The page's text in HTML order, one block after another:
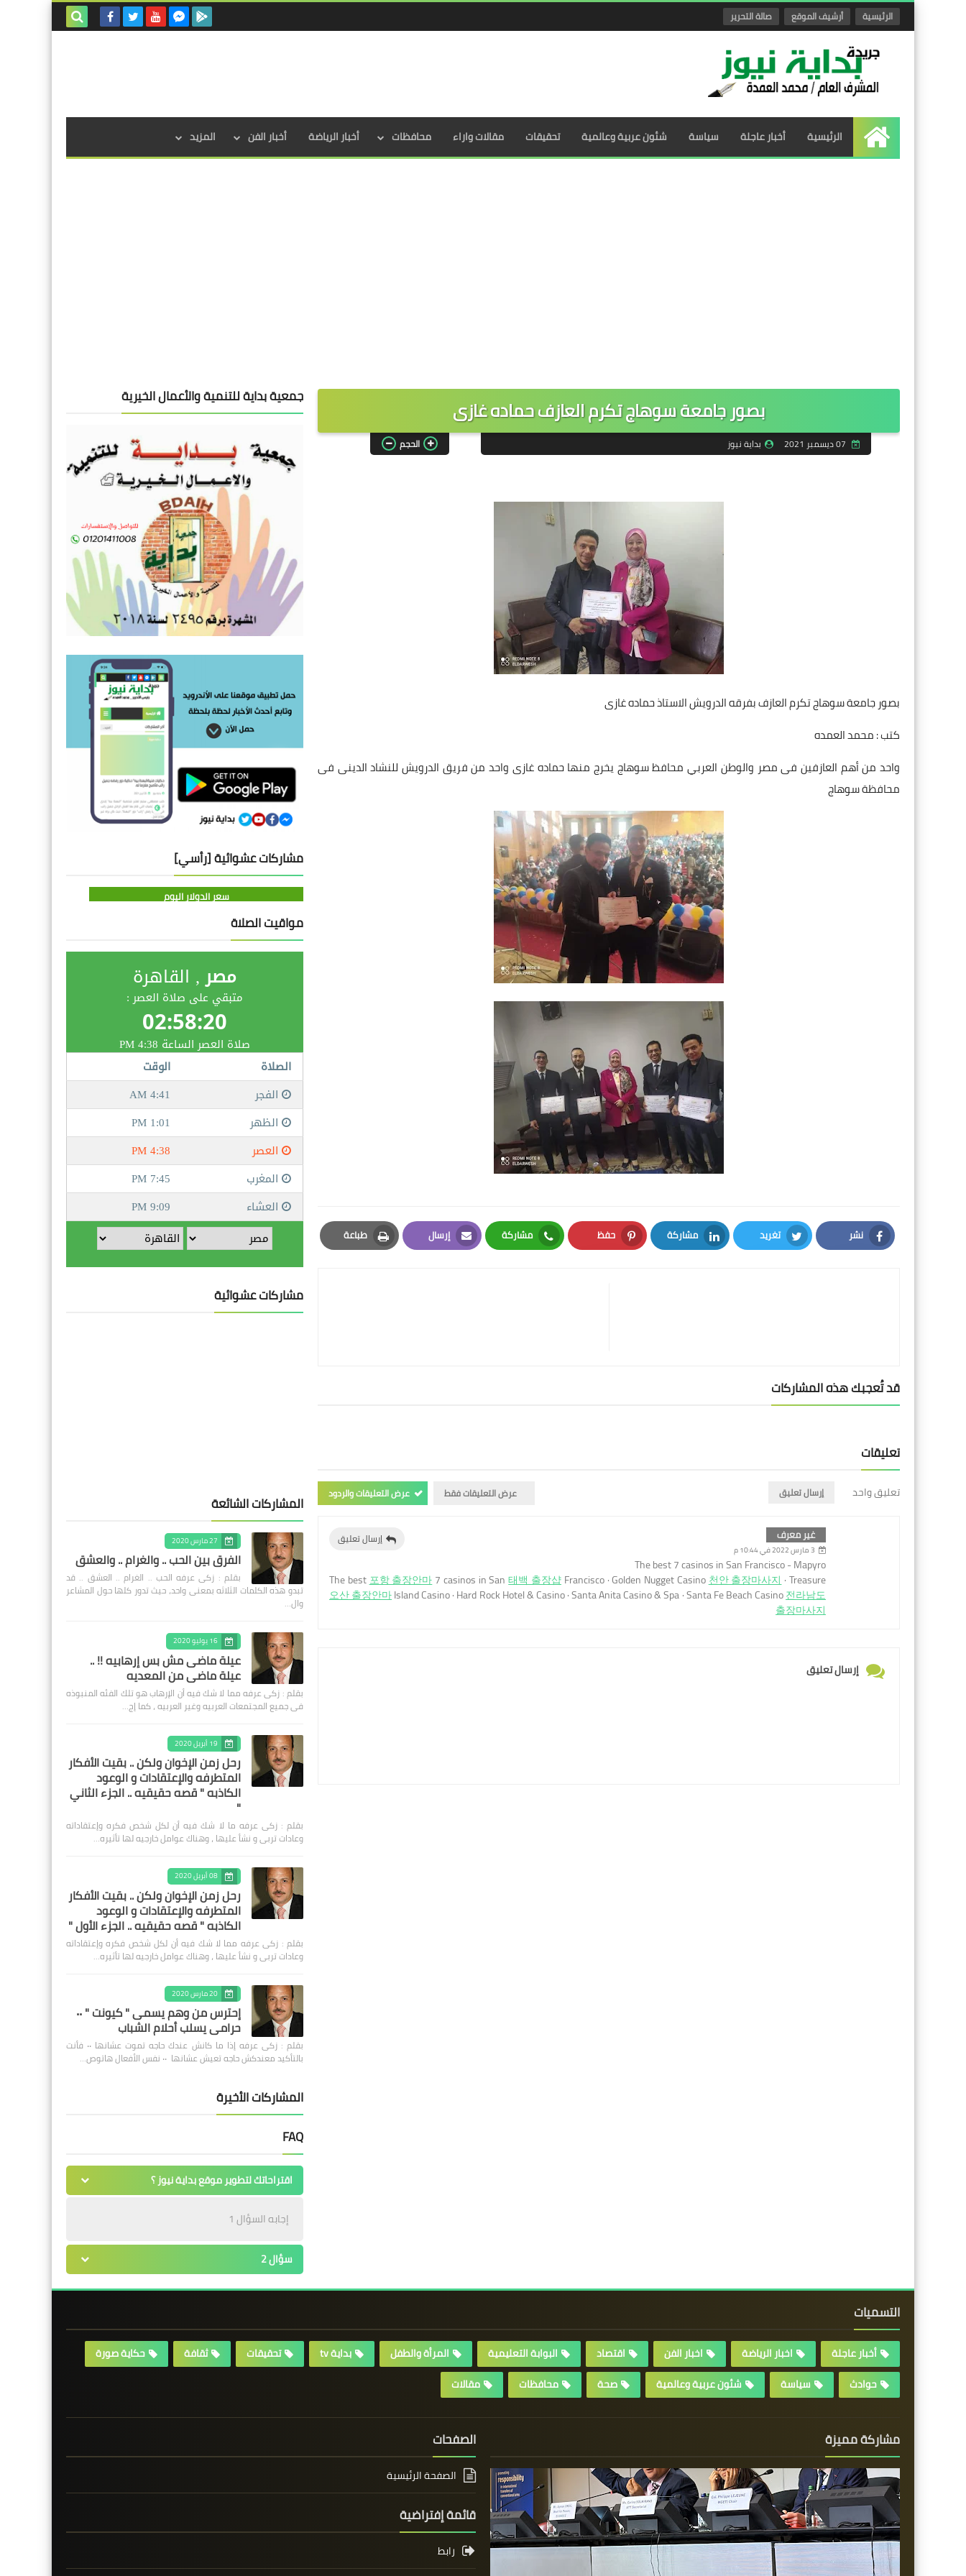
الرئيسية أرشيف الموقع صالة التحرير
الرئيسية
الرئيسية أخبار عاجلة سياسة شئون عربية وعالمية تحقيقات مقالات واراء محافظات أخبار الرياضة أخبار الفن المزيد
بصور جامعة سوهاج تكرم العازف حماده غازى
بداية نيوز الحجم
بصور جامعة سوهاج تكرم العازف بفرقه الدرويش الاستاذ حماده غازى
كتب : محمد العمده
واحد من أهم العازفين فى مصر والوطن العربي محافظ سوهاج يخرج منها حماده غازى واحد من فريق الدرويش للنشاد الدينى فى
محافظة سوهاج
نشر
Facebook
تغريد
Twitter
مشاركة
LinkedIn
حفظ
Pinterest
مشاركة
Whatsapp
إرسال
Email
طباعة
Print
قد تُعجبك هذه المشاركات
تعليقات
تعليق واحد إرسال تعليق عرض التعليقات فقط عرض التعليقات والردود
غير معرف
3 مارس 2022 في 10:44 م
The best 7 casinos in San Francisco - Mapyro
The best포항 출장안마7 casinos in San태백 출장샵Francisco · Golden Nugget Casino천안 출장마사지· Treasure
오산 출장안마Island Casino · Hard Rock Hotel & Casino · Santa Anita Casino & Spa · Santa Fe Beach Casino전라남도
출장마사지
إرسال تعليق
إرسال تعليق
جمعية بداية للتنمية والأعمال الخيرية
مشاركات عشوائية [رأسي]
سعر الدولار اليوم
مواقيت الصلاة
مشاركات عشوائية
المشاركات الشائعة
27 مارس 2020
الفرق بين الحب .. والغرام .. والعشق
بقلم : زكى عرفه الحب .. الغرام .. العشق .. قد
تبدو هذه الكلمات الثلاثه بمعنى واحد، حيث تدور كلها حول المشاعر
وال…
16 يوليو 2020
عيلة ماضى مش بس إرهابيه !! ..
عيلة ماضى من المعديه
بقلم : زكى عرفه مما لا شك فيه أن الإرهاب هو تلك الفئه المنبوذه
فى جميع المجتمعات العربيه وغير العربيه ، كما إج…
19 أبريل 2020
رحل زمن الإخوان ولكن .. بقيت الأفكار
المتطرفه والإعتقادات و الوعود
الكاذبه " قصه حقيقيه .. الجزء الثاني
"
بقلم : زكى عرفه ‎ما لا شك فيه أن لكل شخص فكره وإعتقاداته
وعادات تربى و نشأ عليها ، وهناك عوامل خارجيه لها تأثيره…
08 أبريل 2020
رحل زمن الإخوان ولكن .. بقيت الأفكار
المتطرفه والإعتقادات و الوعود
الكاذبه " قصه حقيقيه .. الجزء الأول "
بقلم : زكى عرفه مما لا شك فيه أن لكل شخص فكره وإعتقاداته
وعادات تربى و نشأ عليها ، وهناك عوامل خارجيه لها تأثيره…
20 مارس 2020
إحترس من وهم يسمى " كيونت " ٠٠
حرامى يسلب أحلام الشباب
بقلم : زكى عرفه ‎إذا ما كانش عندك حاجه تموت عشانها ٠٠ فأنت
بالتأكيد معندكش حاجه تعيش عشانها ٠٠ نفس الأفعال هاتوص…
المشاركات الأخيرة
FAQ
اقتراحاتك لتطوير موقع بداية نيوز ؟
إجابه السؤال 1
سؤال 2
التسميات
أخبار عاجلة اخبار الرياضة اخبار الفن اقتصاد البوابة التعليمية المرأة والطفل بداية tv تحقيقات ثقافة
حكاية صورة
حوادث
سياسة شئون عربية وعالمية صحة محافظات مقالات
مشاركة مميزة الصفحات
الصفحة الرئيسية
قائمة إفتراضية
رابط